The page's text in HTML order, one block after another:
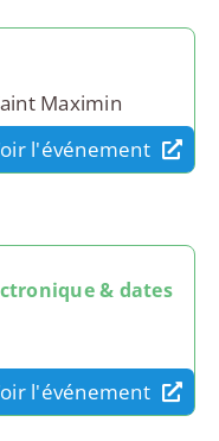
Maximin
l'événement
& dates
l'événement